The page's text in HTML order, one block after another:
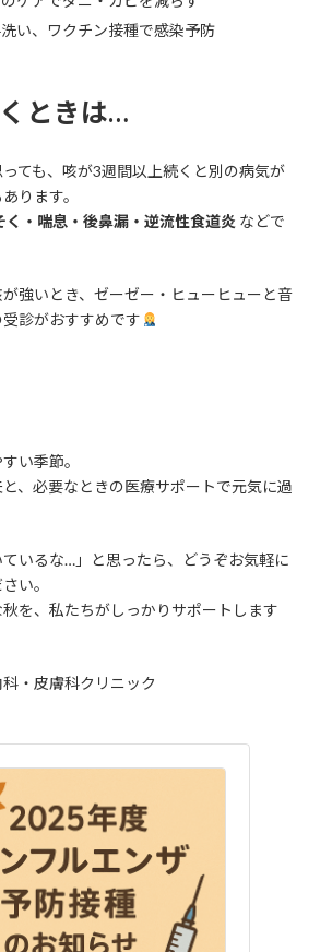
い、ワクチン接種で感染予防
ときは…
っても、咳が3週間以上続くと別の病気が
ります。
く・喘息・後鼻漏・逆流性食道炎 などで
強いとき、ゼーゼー・ヒューヒューと音
診がおすすめです
い季節。
、必要なときの医療サポートで元気に過
ているな…」と思ったら、どうぞお気軽に
い。
を、私たちがしっかりサポートします
・皮膚科クリニック